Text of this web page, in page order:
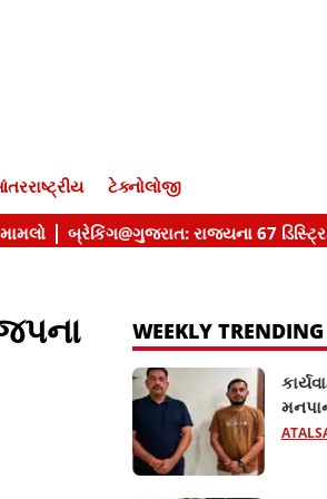
ટેક્નોલોજી
WEEKLY TRENDING
ડોંગરે